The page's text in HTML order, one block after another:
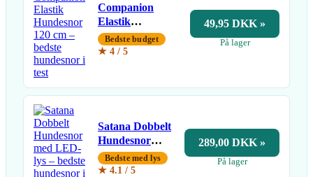
Companion
Elastik
Hundesnor 120
cm
Bedste budget
★ 4 / 5
49,95 DKK »
På lager
Satana Dobbelt
Hundesnor
med LED-lys
Bedste med lys
★ 4.1 / 5
289,00 DKK »
På lager